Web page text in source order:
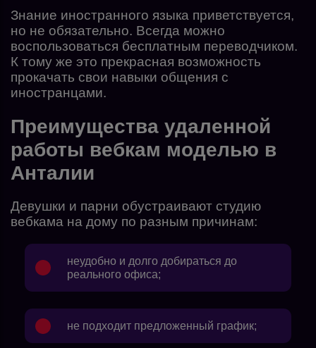
Знание иностранного языка приветствуется,
но не обязательно. Всегда можно
воспользоваться бесплатным переводчиком.
К тому же это прекрасная возможность
прокачать свои навыки общения с
иностранцами.
Преимущества удаленной
работы вебкам моделью в
Анталии
Девушки и парни обустраивают студию
вебкама на дому по разным причинам:
неудобно и долго добираться до
реального офиса;
не подходит предложенный график;